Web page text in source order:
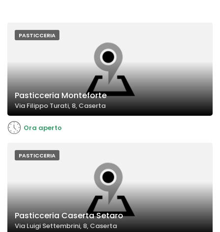
PASTICCERIA
Pasticceria Monteforte
Via Filippo Turati, 8, Caserta
Ora aperto
PASTICCERIA
Pasticceria Caserta Setaro
Via Luigi Settembrini, 8, Caserta